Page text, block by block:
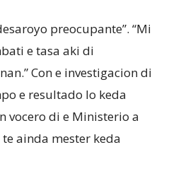
preocupante”. “Mi
e tasa aki di
Con e investigacion di
e resultado lo keda
vocero di e Ministerio a
ainda mester keda